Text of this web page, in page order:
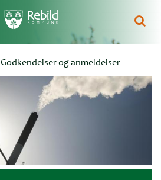
Godkendelser og anmeldelser